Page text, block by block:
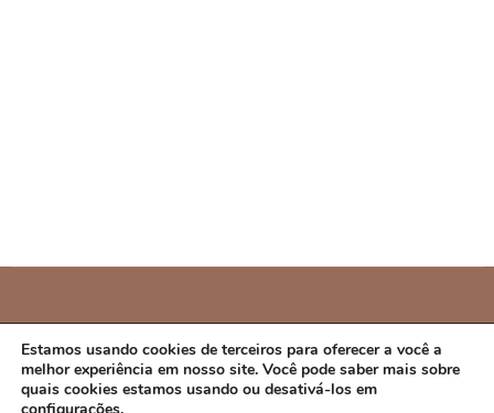
PREFEITURA MUNICIPAL DE CAMPO ALEGRE
DE LOURDES/BA
Estamos usando cookies de terceiros para oferecer a você a
melhor experiência em nosso site. Você pode saber mais sobre
quais cookies estamos usando ou desativá-los em